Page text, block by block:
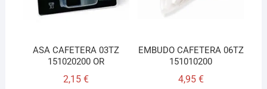
ASA CAFETERA 03TZ
151020200 OR
2,15€
EMBUDO CAFETERA 06TZ
151010200
4,95 €